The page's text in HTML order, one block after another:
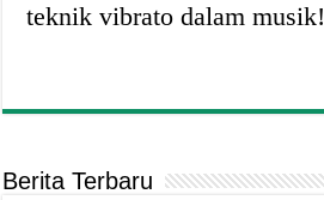
teknik vibrato dalam musik!
Berita Terbaru